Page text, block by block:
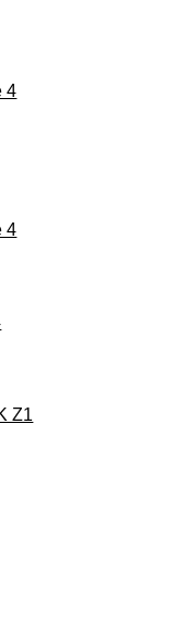
4
4
Z1